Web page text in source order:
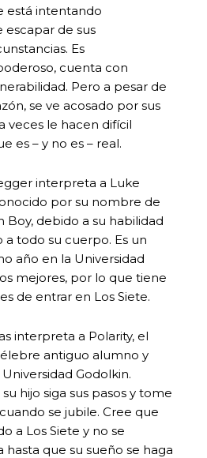
está intentando
de sus
Es
cuenta con
Pero a pesar de
se ve acosado por sus
veces le hacen difícil
es – y no es – real.
interpreta a Luke
por su nombre de
Boy, debido a su habilidad
todo su cuerpo. Es un
año en la Universidad
mejores, por lo que tiene
de entrar en Los Siete.
interpreta a Polarity, el
antiguo alumno y
Godolkin.
hijo siga sus pasos y tome
se jubile. Cree que
a Los Siete y no se
que su sueño se haga